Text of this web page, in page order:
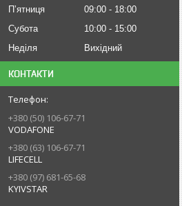
Пʼятниця
09:00
18:00
Субота
10:00
15:00
Неділя
Вихідний
КОНТАКТИ
+380 (50) 106-67-71
VODAFONE
+380 (63) 106-67-71
LIFECELL
+380 (97) 681-65-68
KYIVSTAR